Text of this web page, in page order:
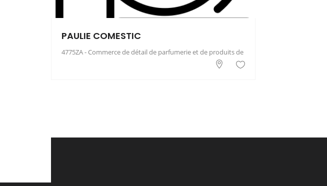
PAULIE COMESTIC
4775ZA - Commerce de détail de parfumerie et de produits de beauté en magasin spécialisé